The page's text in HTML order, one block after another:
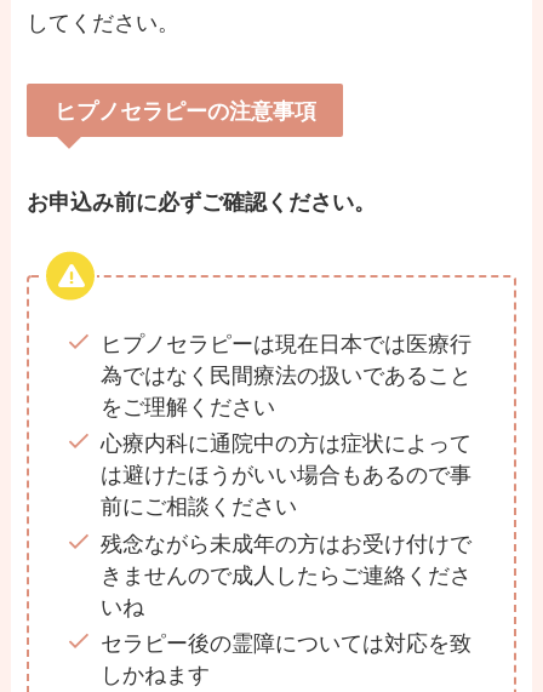
してください。
ヒプノセラピーの注意事項
お申込み前に必ずご確認ください。
ヒプノセラピーは現在日本では医療行
為ではなく民間療法の扱いであること
をご理解ください
心療内科に通院中の方は症状によって
は避けたほうがいい場合もあるので事
前にご相談ください
残念ながら未成年の方はお受け付けで
きませんので成人したらご連絡くださ
いね
セラピー後の霊障については対応を致
しかねます